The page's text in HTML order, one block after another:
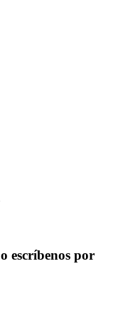
escríbenos por